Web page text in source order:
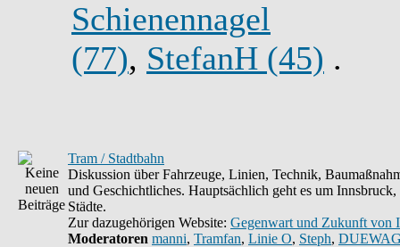
Schienennagel
(77), StefanH (45) .
Tram / Stadtbahn
Diskussion über Fahrzeuge, Linien, Technik,
und Geschichtliches. Hauptsächlich geht es um Innsbruck,
Städte.
Zur dazugehörigen Website: Gegenwart und Zukunft von
Moderatoren manni, Tramfan, Linie O, Steph,